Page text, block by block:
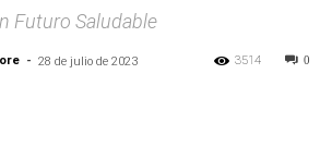
Futuro Saludable
- 28 de julio de 2023 0
3514